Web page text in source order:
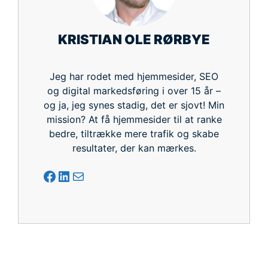
nødvendige færdigheder og teknikker.
KRISTIAN OLE RØRBYE
Jeg har rodet med hjemmesider, SEO
og digital markedsføring i over 15 år –
og ja, jeg synes stadig, det er sjovt! Min
mission? At få hjemmesider til at ranke
bedre, tiltrække mere trafik og skabe
resultater, der kan mærkes.
Facebook
LinkedIn
Mail